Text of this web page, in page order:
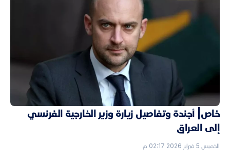
خاص| أجندة وتفاصيل زيارة وزير الخارجية الفرنسي
إلى العراق
الخميس 5 فبراير 2026 02:17 م